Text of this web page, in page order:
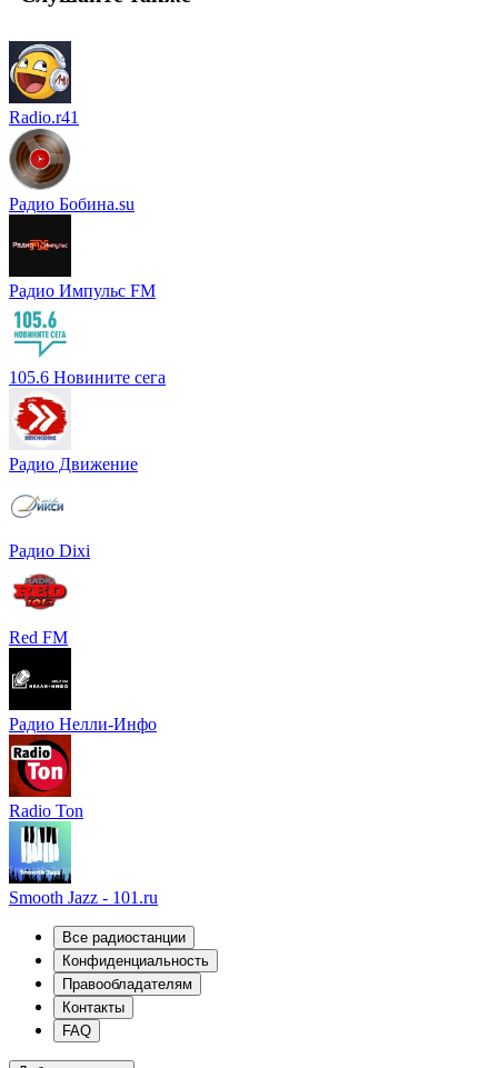
Radio.r41
Радио Бобина.su
Радио Импульс FM
105.6 Новините сега
Радио Движение
Радио Dixi
Red FM
Радио Нелли-Инфо
Radio Ton
Smooth Jazz - 101.ru
Все радиостанции
Конфиденциальность
Правообладателям
Контакты
FAQ